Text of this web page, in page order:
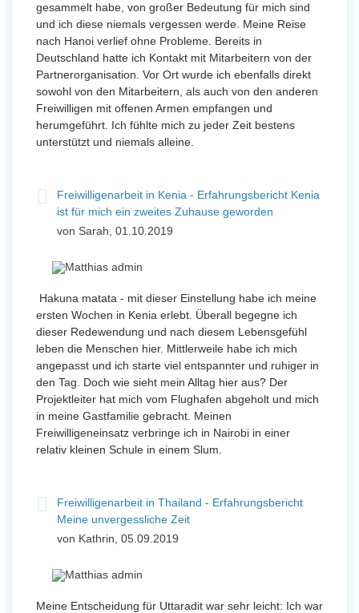
gesammelt habe, von großer Bedeutung für mich sind
und ich diese niemals vergessen werde. Meine Reise
nach Hanoi verlief ohne Probleme. Bereits in
Deutschland hatte ich Kontakt mit Mitarbeitern von der
Partnerorganisation. Vor Ort wurde ich ebenfalls direkt
sowohl von den Mitarbeitern, als auch von den anderen
Freiwilligen mit offenen Armen empfangen und
herumgeführt. Ich fühlte mich zu jeder Zeit bestens
unterstützt und niemals alleine.
Freiwilligenarbeit in Kenia - Erfahrungsbericht Kenia
ist für mich ein zweites Zuhause geworden
von Sarah, 01.10.2019
Hakuna matata - mit dieser Einstellung habe ich meine
ersten Wochen in Kenia erlebt. Überall begegne ich
dieser Redewendung und nach diesem Lebensgefühl
leben die Menschen hier. Mittlerweile habe ich mich
angepasst und ich starte viel entspannter und ruhiger in
den Tag. Doch wie sieht mein Alltag hier aus? Der
Projektleiter hat mich vom Flughafen abgeholt und mich
in meine Gastfamilie gebracht. Meinen
Freiwilligeneinsatz verbringe ich in Nairobi in einer
relativ kleinen Schule in einem Slum.
Freiwilligenarbeit in Thailand - Erfahrungsbericht
Meine unvergessliche Zeit
von Kathrin, 05.09.2019
Meine Entscheidung für Uttaradit war sehr leicht: Ich war